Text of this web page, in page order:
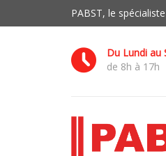
PABST, le
Du Lundi au
de 8h à 17h